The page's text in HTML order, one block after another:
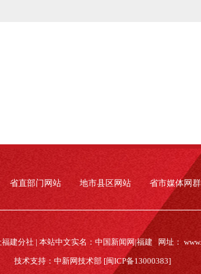
省直部门网站 地市县区网站 省市媒体网群
建分社 | 本站中文实名：中国新闻网|福建 网址：
技术支持：中新网技术部 [闽ICP备13000383]